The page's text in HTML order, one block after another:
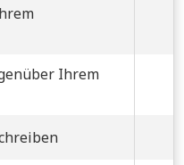
Ihrem